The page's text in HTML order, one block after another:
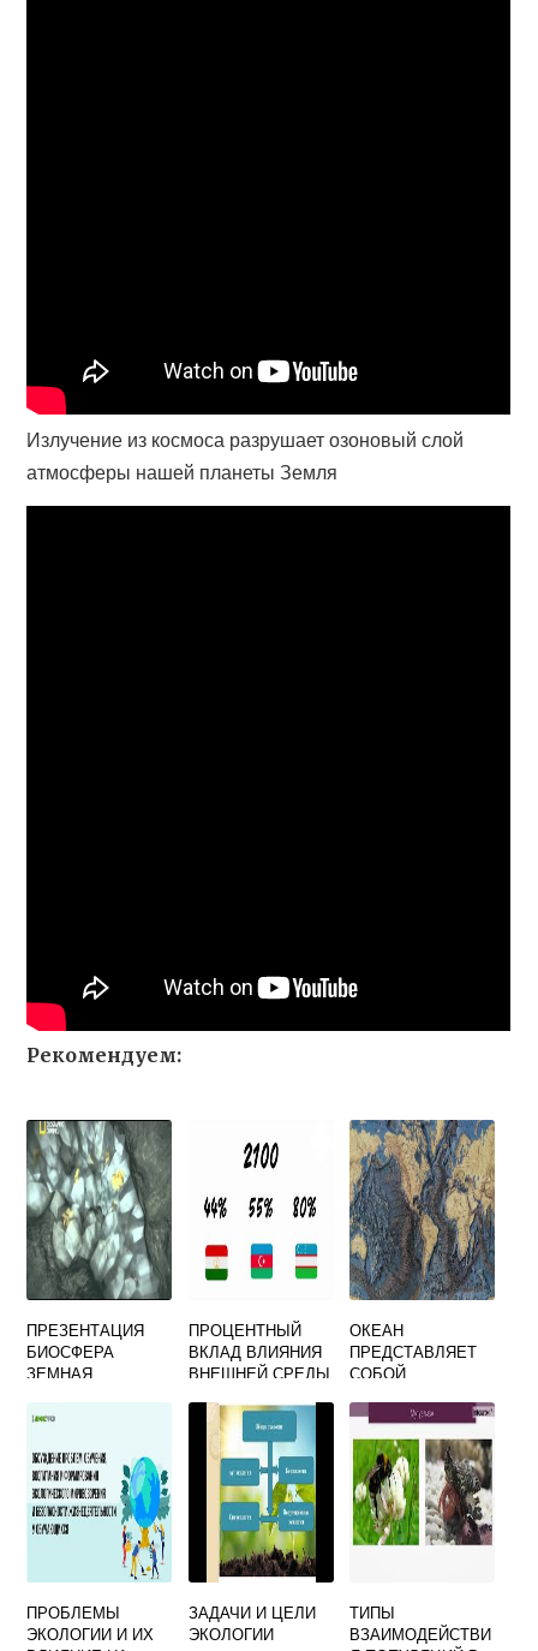
Излучение из космоса разрушает озоновый слой
атмосферы нашей планеты Земля
Рекомендуем:
ПРЕЗЕНТАЦИЯ
БИОСФЕРА
ЗЕМНАЯ
ПРОЦЕНТНЫЙ
ВКЛАД ВЛИЯНИЯ
ВНЕШНЕЙ СРЕДЫ
КЛИМАТИЧЕСКИХ
УСЛОВИЙ НА
ЗДОРОВЬЕ
СОСТАВЛЯЕТ
ОКЕАН
ПРЕДСТАВЛЯЕТ
СОБОЙ
КЛАДОВУЮ
ПРИРОДНЫХ
РЕСУРСОВ
ПРОБЛЕМЫ
ЭКОЛОГИИ И ИХ
ЗАДАЧИ И ЦЕЛИ
ЭКОЛОГИИ
ТИПЫ
ВЗАИМОДЕЙСТВИ